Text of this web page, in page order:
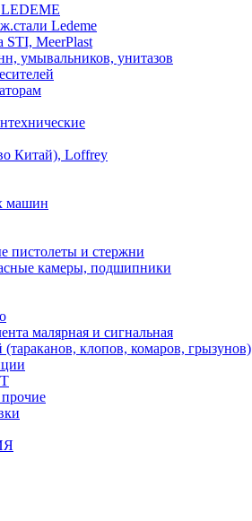
LEDEME
Ledeme
STI, MeerPlast
умывальников, унитазов
Китай), Loffrey
машин
пистолеты и стержни
камеры, подшипники
малярная и сигнальная
(тараканов, клопов, комаров, грызунов)